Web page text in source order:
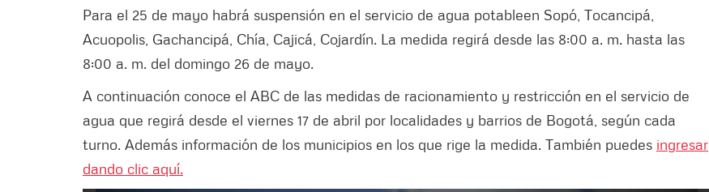
Para el 25 de mayo habrá suspensión en el servicio de agua potableen Sopó, Tocancipá,
Acuopolis, Gachancipá, Chía, Cajicá, Cojardín. La medida regirá desde las 8:00 a. m. hasta las
8:00 a. m. del domingo 26 de mayo.
A continuación conoce el ABC de las medidas de racionamiento y restricción en el servicio de
agua que regirá desde el viernes 17 de abril por localidades y barrios de Bogotá, según cada
turno. Además información de los municipios en los que rige la medida. También puedes ingresar
dando clic aquí.